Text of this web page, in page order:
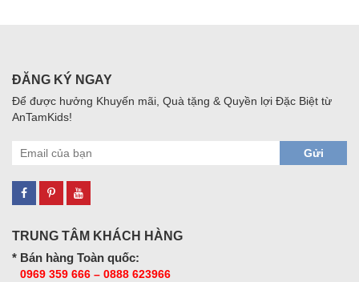
ĐĂNG KÝ NGAY
Để được hưởng Khuyến mãi, Quà tặng & Quyền lợi Đặc Biệt từ
AnTamKids!
Gửi
TRUNG TÂM KHÁCH HÀNG
* Bán hàng Toàn quốc:
0969 359 666 – 0888 623966